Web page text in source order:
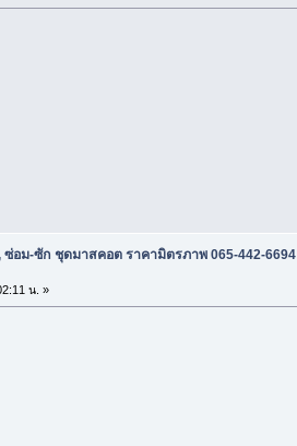
อม-ซัก ชุดมาสคอต ราคามิตรภาพ 065-442-6694
น. »